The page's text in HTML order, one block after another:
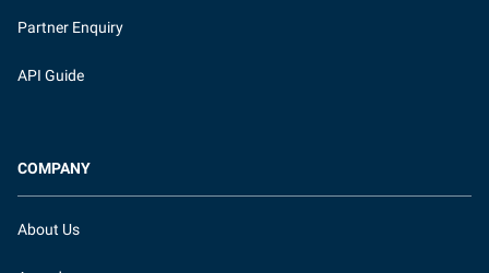
Partner Enquiry
API Guide
COMPANY
About Us